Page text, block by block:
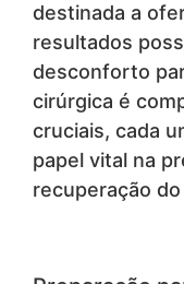
destinada a
resultados
desconforto
cirúrgica é
cruciais, cada
papel vital na
recuperação